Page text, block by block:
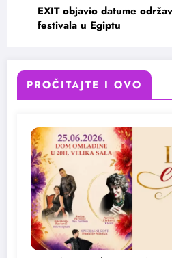
EXIT objavio datume
festivala u Egiptu
PROČITAJTE I OVO